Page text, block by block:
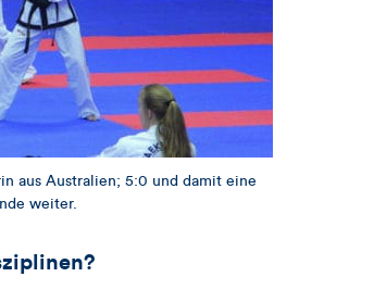
aus Australien; 5:0 und damit eine
weiter.